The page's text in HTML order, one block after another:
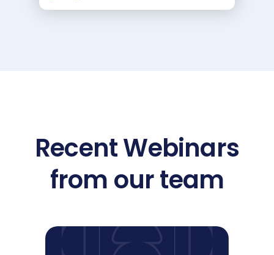
Recent Webinars
from our team